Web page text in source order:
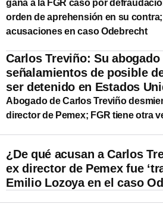
gana a la FGR caso por
orden de aprehensión en su
acusaciones en caso Odebrecht
Carlos Treviño: Su
señalamientos de posible
ser detenido en Estados
Abogado de Carlos Treviño
director de Pemex; FGR tiene otra
¿De qué acusan a Carlos
ex director de Pemex fue
Emilio Lozoya en el caso